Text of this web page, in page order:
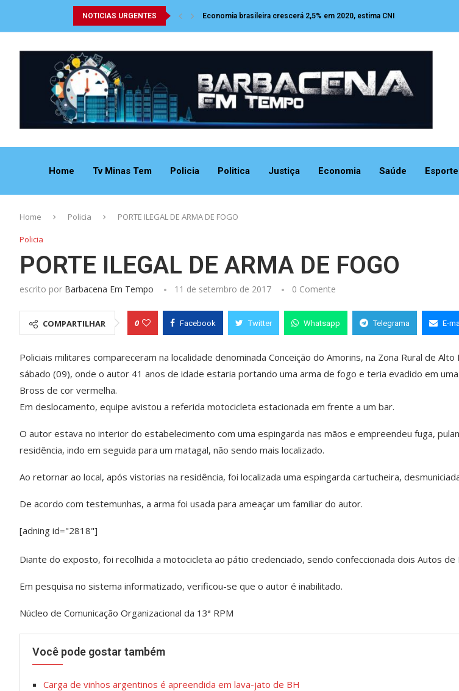
NOTICIAS URGENTES Economia brasileira crescerá 2,5% em 2020, estima CNI
Home Tv Minas Tem Policia Politica Justiça Economia Saúde Esporte
Home Policia PORTE ILEGAL DE ARMA DE FOGO
Policia
PORTE ILEGAL DE ARMA DE FOGO
escrito por Barbacena Em Tempo 11 de setembro de 2017 0 Comente
COMPARTILHAR 0 Facebook Twitter Whatsapp Telegrama E-
Policiais militares compareceram na localidade denominada Conceição do Amorins, na Zona Rural de Alto
sábado (09), onde o autor 41 anos de idade estaria portando uma arma de fogo e teria evadido em
Bross de cor vermelha.
Em deslocamento, equipe avistou a referida motocicleta estacionada em frente a um bar.
O autor estava no interior do estabelecimento com uma espingarda nas mãos e empreendeu fuga,
residência, indo em seguida para um matagal, não sendo mais localizado.
Ao retornar ao local, após vistorias na residência, foi localizada uma espingarda cartucheira,
De acordo com testemunhas, a arma foi usada para ameaçar um familiar do autor.
[adning id="2818"]
Diante do exposto, foi recolhida a motocicleta ao pátio credenciado, sendo confeccionada dois Autos
Em pesquisa no sistema informatizado, verificou-se que o autor é inabilitado.
Núcleo de Comunicação Organizacional da 13ª RPM
Você pode gostar também
Carga de vinhos argentinos é apreendida em lava-jato de BH